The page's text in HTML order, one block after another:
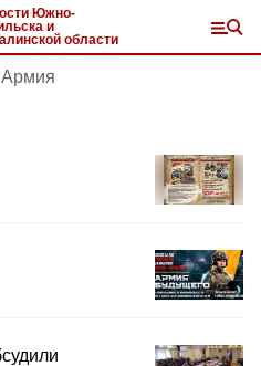
Южно-
и
области
Армия